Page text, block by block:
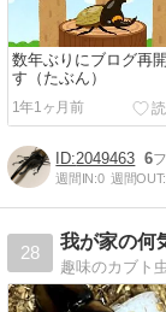
数年ぶりにブログ再
す（たぶん）
1年1ヶ月前
2049463 6
週間IN:0 週間OUT:
28
我が家の何